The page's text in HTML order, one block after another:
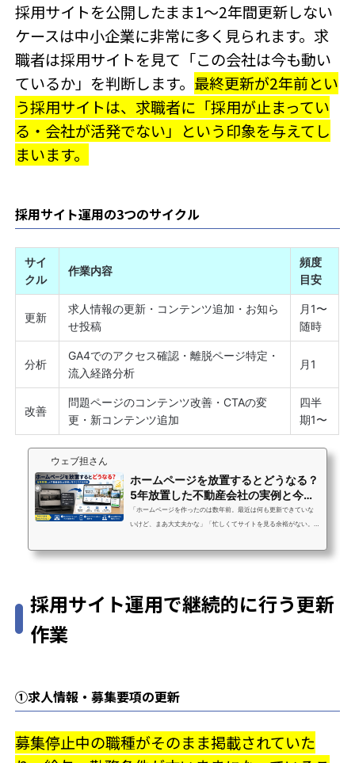
採用サイトを公開したまま1〜2年間更新しない
ケースは中小企業に非常に多く見られます。求
職者は採用サイトを見て「この会社は今も動い
ているか」を判断します。 最終更新が2年前とい
う採用サイトは、求職者に「採用が止まってい
る・会社が活発でない」という印象を与えてし
まいます。
採用サイト運用の3つのサイクル
サイ
クル
作業内容
頻度
目安
更新
求人情報の更新・コンテンツ追加・お知ら
せ投稿
月1〜
随時
分析
GA4でのアクセス確認・離脱ページ特定・
流入経路分析
月1
改善
問題ページのコンテンツ改善・CTAの変
更・新コンテンツ追加
四半
期1〜
ウェブ担さん
ホームページを放置するとどうなる？
5年放置した不動産会社の実例と今す
ぐできる対策
「ホームページを作ったのは数年前。最近は何も更新できていな
いけど、まあ大丈夫かな」「忙しくてサイトを見る余裕がない。
につながっているのかどうかもわからない」こういった状況の中
声はよく聞きます。結論から言うと、ホームページの放置は確実
に機会損失を生んでいます。ただし、状況は必ず改善できます。
採用サイト運用で継続的に行う更新
作業
①求人情報・募集要項の更新
募集停止中の職種がそのまま掲載されていた